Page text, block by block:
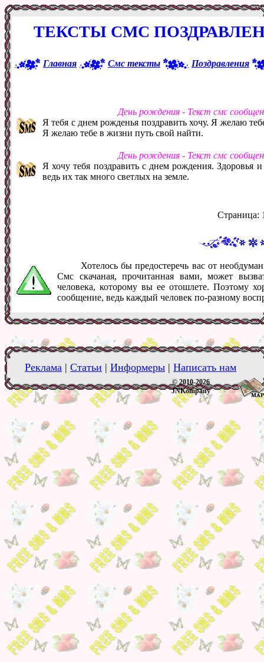
ТЕКСТЫ СМС
Главная Смс тексты Поздравления
День рождения - Текст смс
Я тебя с днем рожденья поздравить хочу. Я желаю
Я желаю тебе в жизни путь свой найти.
День рождения - Текст смс
Я хочу тебя поздравить с днем рождения.
ведь их так много светлых на земле.
Страница:
Хотелось бы предостеречь вас от
Смс скачаная, прочитанная вами, может
человека, которому вы ее отошлете. Поэтому
сообщение, ведь каждый человек по-разному
Реклама | Статьи | Информеры | Написать нам
© 2010-2026
JNKompany